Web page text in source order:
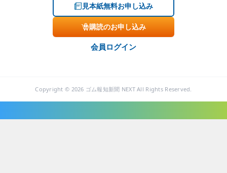
見本紙無料お申し込み
購読のお申し込み
会員ログイン
Copyright © 2026 ゴム報知新聞 NEXT All Rights Reserved.